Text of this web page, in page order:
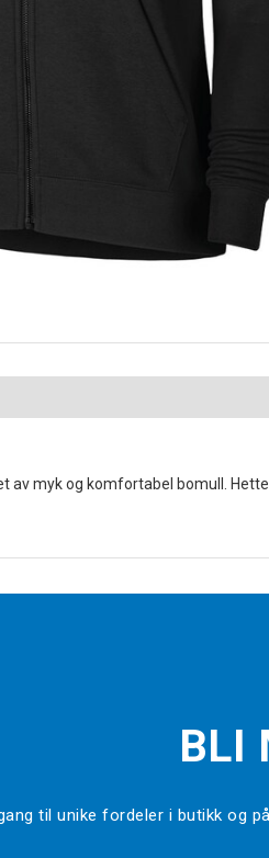
myk og komfortabel bomull.
BLI
til unike fordeler i butikk og